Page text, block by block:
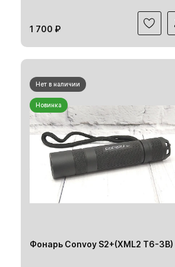
1 700 ₽
Нет в наличии
Новинка
Фонарь Convoy S2+(XML2 T6-3B)